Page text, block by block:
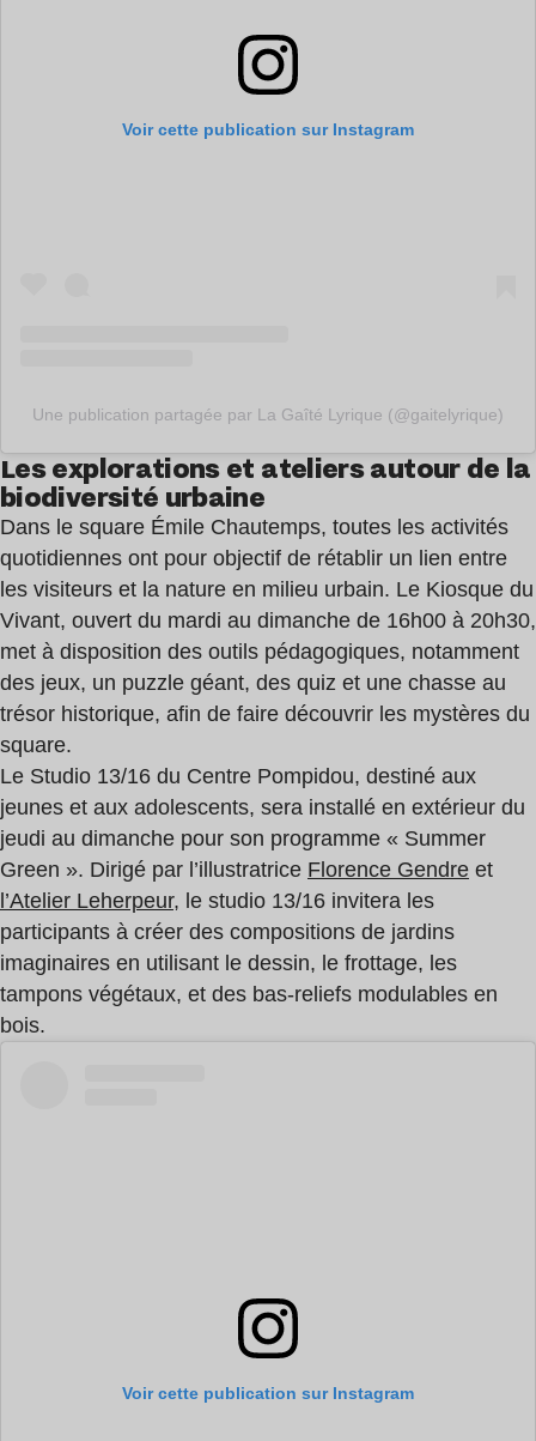
Voir cette publication sur Instagram
Une publication partagée par La Gaîté Lyrique (@gaitelyrique)
Les explorations et ateliers autour de la
biodiversité urbaine
Dans le square Émile Chautemps, toutes les activités
quotidiennes ont pour objectif de rétablir un lien entre
les visiteurs et la nature en milieu urbain. Le Kiosque du
Vivant, ouvert du mardi au dimanche de 16h00 à 20h30,
met à disposition des outils pédagogiques, notamment
des jeux, un puzzle géant, des quiz et une chasse au
trésor historique, afin de faire découvrir les mystères du
square.
Le Studio 13/16 du Centre Pompidou, destiné aux
jeunes et aux adolescents, sera installé en extérieur du
jeudi au dimanche pour son programme « Summer
Green ». Dirigé par l’illustratrice Florence Gendre et
l’Atelier Leherpeur, le studio 13/16 invitera les
participants à créer des compositions de jardins
imaginaires en utilisant le dessin, le frottage, les
tampons végétaux, et des bas-reliefs modulables en
bois.
Voir cette publication sur Instagram